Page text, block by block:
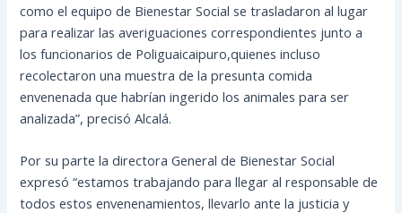
como el equipo de Bienestar Social se trasladaron al lugar
para realizar las averiguaciones correspondientes junto a
los funcionarios de Poliguaicaipuro,quienes incluso
recolectaron una muestra de la presunta comida
envenenada que habrían ingerido los animales para ser
analizada”, precisó Alcalá.
Por su parte la directora General de Bienestar Social
expresó “estamos trabajando para llegar al responsable de
todos estos envenenamientos, llevarlo ante la justicia y